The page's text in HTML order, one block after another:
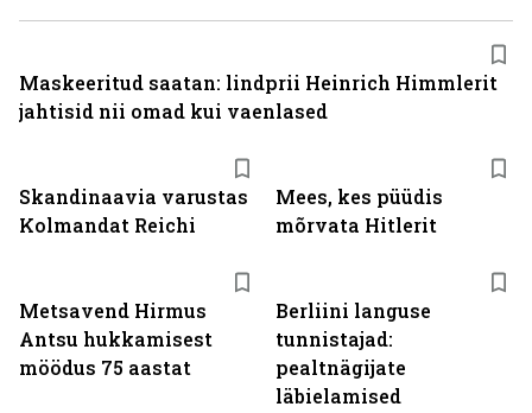
Skandinaavia varustas
Kolmandat Reichi
Mees, kes püüdis
mõrvata Hitlerit
Metsavend Hirmus
Antsu hukkamisest
möödus 75 aastat
Berliini languse
tunnistajad:
pealtnägijate
läbielamised
Maskeeritud saatan: lindprii Heinrich Himmlerit
jahtisid nii omad kui vaenlased